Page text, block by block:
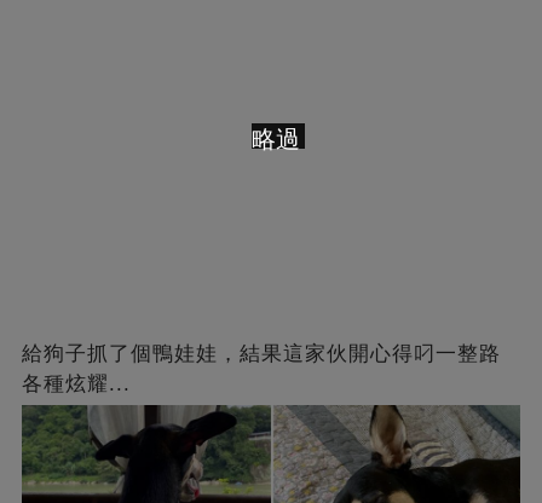
給狗子抓了個鴨娃娃，結果這家伙開心得叼一整路
各種炫耀...
略過